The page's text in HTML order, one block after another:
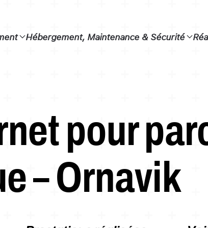
Hébergement, Maintenance & Sécurité
pour
– Ornavik